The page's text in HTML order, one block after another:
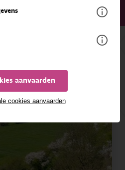
aanvaarden
cookies aanvaarden
en Natura 2000-